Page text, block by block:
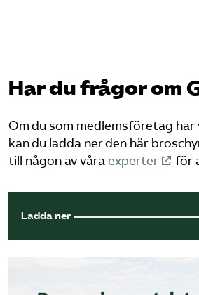
Har du frågor om
Om du som medlems­företag
kan du ladda ner den här
till någon av våraexperter för
Ladda ner